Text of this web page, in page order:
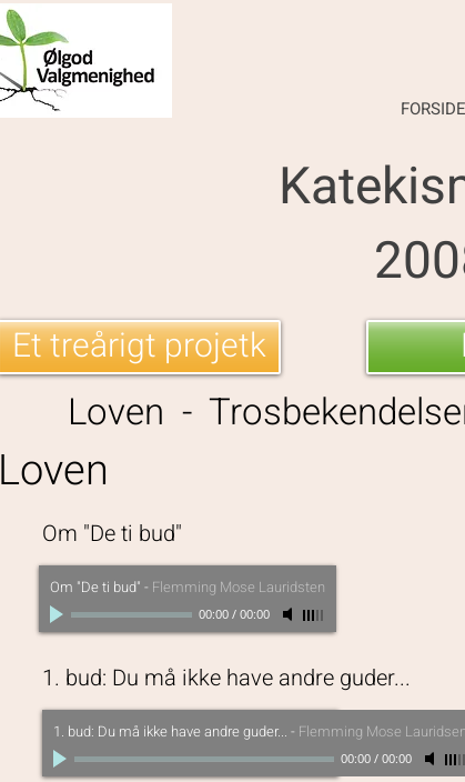
FORSIDE
Et treårigt projetk
Loven -
Loven
Om "De ti bud"
Om "De ti bud" - Flemming Mose Lauridsten
00:00 / 00:00
1. bud: Du må ikke have andre guder...
1. bud: Du må ikke have andre guder... - Flemming Mose Lauridsen
00:00 / 00:00